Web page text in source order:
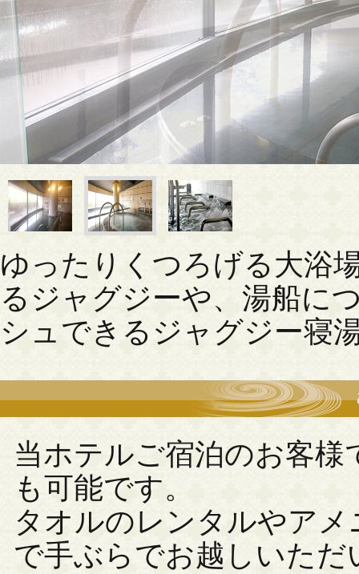
ゆったりくつろげる大浴
るジャグジーや、湯船に
シュできるジャグジー寝
当ホテルご宿泊のお客
も可能です。
タオルのレンタルやア
で手ぶらでお越しいた